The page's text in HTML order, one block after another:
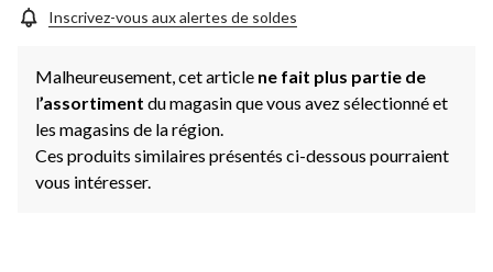
Inscrivez-vous aux alertes de soldes
Malheureusement, cet article ne fait plus partie de
l’assortiment du magasin que vous avez sélectionné et
les magasins de la région.
Ces produits similaires présentés ci-dessous pourraient
vous intéresser.